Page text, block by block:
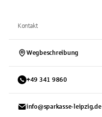
Kontakt
Wegbeschreibung
+49 341 9860
info@sparkasse-leipzig.de